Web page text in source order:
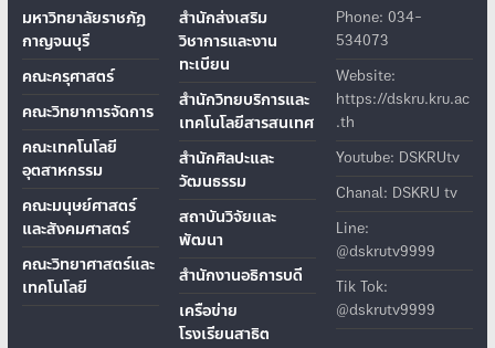
มหาวิทยาลัยราชภัฏ
กาญจนบุรี
คณะครุศาสตร์
คณะวิทยาการจัดการ
คณะเทคโนโลยี
อุตสาหกรรม
คณะมนุษย์ศาสตร์
และสังคมศาสตร์
คณะวิทยาศาสตร์และ
เทคโนโลยี
สำนักส่งเสริม
วิชาการและงาน
ทะเบียน
สำนักวิทยบริการและ
เทคโนโลยีสารสนเทศ
สำนักศิลปะและ
วัฒนธรรม
สถาบันวิจัยและ
พัฒนา
สำนักงานอธิการบดี
เครือข่าย
โรงเรียนสาธิต
Phone: 034-
534073
Website:
https://dskru.kru.ac
.th
Youtube: DSKRUtv
Chanal: DSKRU tv
Line:
@dskrutv9999
Tik Tok:
@dskrutv9999